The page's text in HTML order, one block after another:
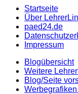
Startseite
Über
paed24.de
Impressum
Blogübersicht
Weitere
Blog/Seite